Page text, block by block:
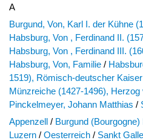
A
Burgund, Von, Karl I. der Kühne
Habsburg, Von , Ferdinand II.
Habsburg, Von , Ferdinand III.
Habsburg, Von, Familie /
1519), Römisch-deutscher Kaiser
Münzreiche (1427-1496),
Pinckelmeyer, Johann Matthias /
Appenzell / Burgund (Bourgogne)
Luzern / Oesterreich / Sankt